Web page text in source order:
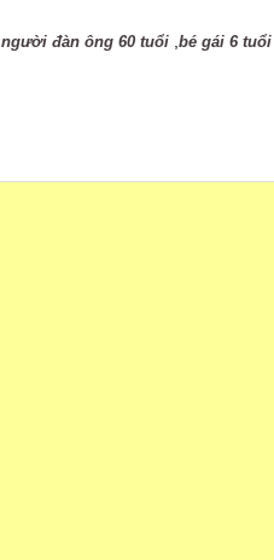
người đàn ông 60 tuổi bé gái 6 tuổi